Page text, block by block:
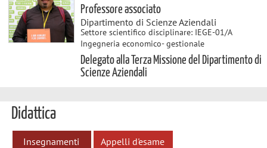
Professore associato
Dipartimento di Scienze Aziendali
Settore scientifico disciplinare: IEGE-01/A
Ingegneria economico- gestionale
Delegato alla Terza Missione del Dipartimento di
Scienze Aziendali
Didattica
Insegnamenti Appelli d'esame